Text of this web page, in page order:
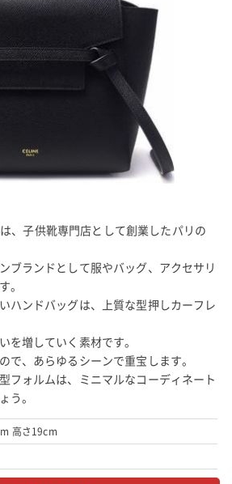
は、子供靴専門店として創業したパリの
ブランドとして服やバッグ、アクセサリ
。
ハンドバッグは、上質な型押しカーフレ
を増していく素材です。
で、あらゆるシーンで重宝します。
フォルムは、ミニマルなコーディネート
う。
高さ19cm